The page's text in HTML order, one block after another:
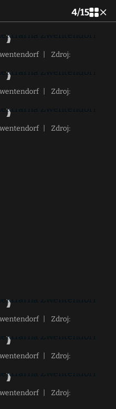
4/15
Zdroj:
Zdroj:
Zdroj:
Zdroj:
Zdroj:
Zdroj: